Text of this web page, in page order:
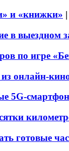
и «книжки» |
в выездном
по игре
онлайн-
5G-
готовые